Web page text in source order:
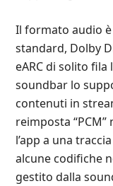
Il formato audio è
standard, Dolby
eARC di solito fila
soundbar lo
contenuti in
reimposta
l’app a una
alcune codifiche
gestito dalla